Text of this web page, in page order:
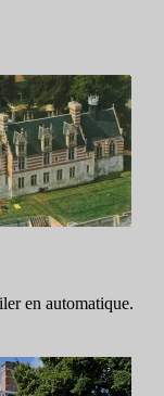
en automatique.